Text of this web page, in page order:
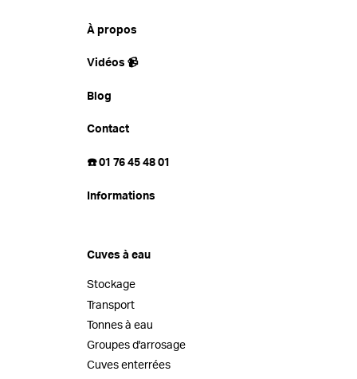
À propos
Vidéos 📹
Blog
Contact
☎️ 01 76 45 48 01
Informations
Cuves à eau
Stockage
Transport
Tonnes à eau
Groupes d'arrosage
Cuves enterrées